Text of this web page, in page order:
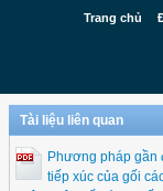
Trang chủ
Tài liệu liên quan
Phương pháp gần
tiếp xúc của gối